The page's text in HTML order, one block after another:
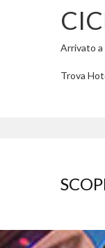
Arrivato a
Trova